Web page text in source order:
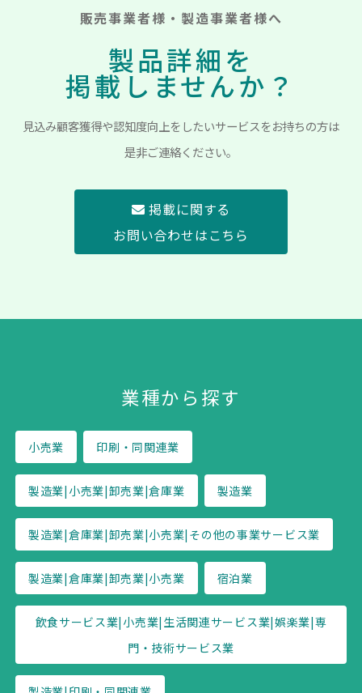
販売事業者様・製造事業者様へ
製品詳細を
掲載しませんか？
見込み顧客獲得や認知度向上をしたいサービスをお持ちの方は
是非ご連絡ください。
掲載に関する
お問い合わせはこちら
業種から探す
小売業 印刷・同関連業
製造業|小売業|卸売業|倉庫業 製造業
製造業|倉庫業|卸売業|小売業|その他の事業サービス業
製造業|倉庫業|卸売業|小売業 宿泊業
飲食サービス業|小売業|生活関連サービス業|娯楽業|専
門・技術サービス業